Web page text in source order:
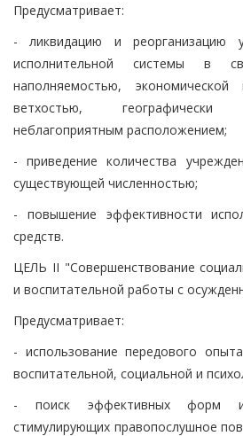
Предусматривает:
- ликвидацию и реорганизацию
исполнительной системы в
наполняемостью, экономической
ветхостью,
неблагоприятным расположением;
- приведение количества
существующей численностью;
- повышение эффективности
средств.
ЦЕЛЬ II "Совершенствование
и воспитательной работы с
Предусматривает:
- использование передового
воспитательной, социальной и
- поиск эффективных форм
стимулирующих правопослушное